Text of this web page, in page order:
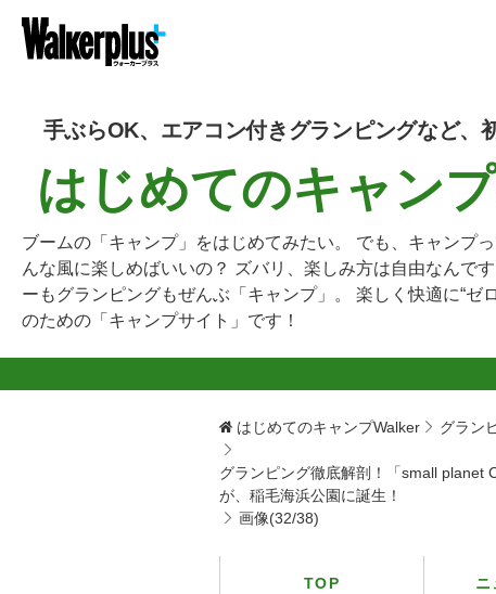
手ぶらOK、エアコン付きグランピングなど、
はじめてのキャン
ブームの「キャンプ」をはじめてみたい。 でも、キャンプ
んな風に楽しめばいいの？ ズバリ、楽しみ方は自由なんで
ーもグランピングもぜんぶ「キャンプ」。 楽しく快適に“ゼ
のための「キャンプサイト」です！
はじめてのキャンプWalker グラン
グランピング徹底解剖！「small planet
が、稲毛海浜公園に誕生！
画像(32/38)
TOP ニ